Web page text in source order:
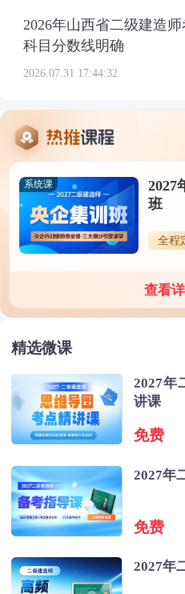
2026年山西省二级建造
科目分数线明确
2026.07.31 17:44:32
系统课
2027
班
全程
查看
精选微课
2027年
讲课
免费
2027年
免费
2027年